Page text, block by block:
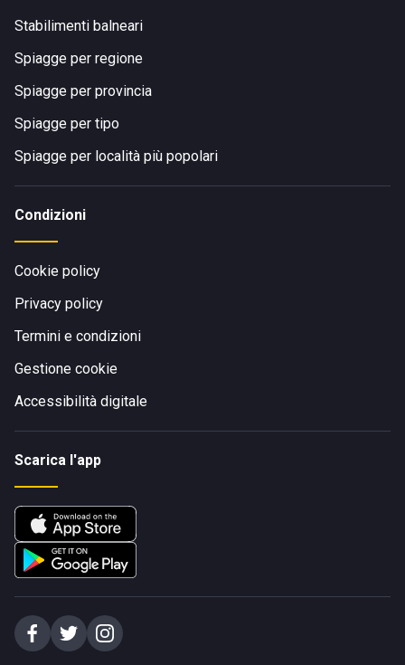
Stabilimenti balneari
Spiagge per regione
Spiagge per provincia
Spiagge per tipo
Spiagge per località più popolari
Condizioni
Cookie policy
Privacy policy
Termini e condizioni
Gestione cookie
Accessibilità digitale
Scarica l'app